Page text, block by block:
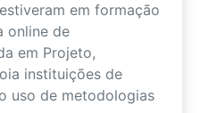
em formação
online de
em Projeto,
instituições de
uso de metodologias